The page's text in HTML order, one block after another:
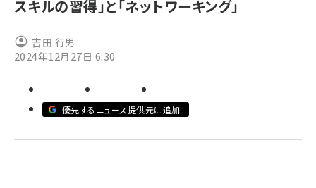
北海道をのんびり旅する晴山佳須夫のヒント集！ (2050)
drupal (1966)
genai (1494)
abc123 (1371)
ai crunch (1365)
スキルの習得」と「ネットワーキング」
吉田 行男
2024年12月27日 6:30
優先するニュース提供元に追加